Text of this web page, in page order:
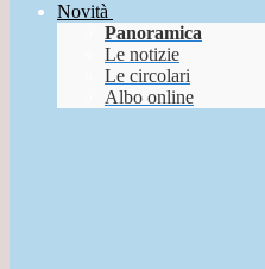
Novità
Panoramica
Le notizie
Le circolari
Albo online